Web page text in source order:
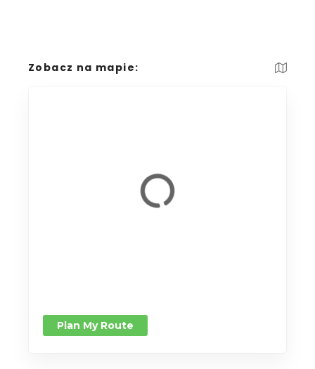
Zobacz na mapie:
Plan My Route